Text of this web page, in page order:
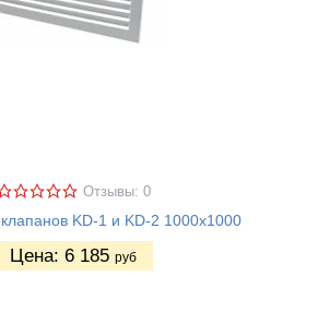
Отзывы: 0
KD-1 и KD-2 1000х1000
Цена: 6 185 руб